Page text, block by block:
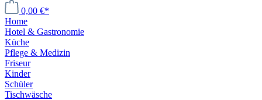
0,00 €*
Home
Hotel & Gastronomie
Küche
Pflege & Medizin
Friseur
Kinder
Schüler
Tischwäsche